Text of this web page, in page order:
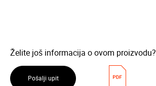
Želite još informacija o ovom proizvodu?
Pošalji upit